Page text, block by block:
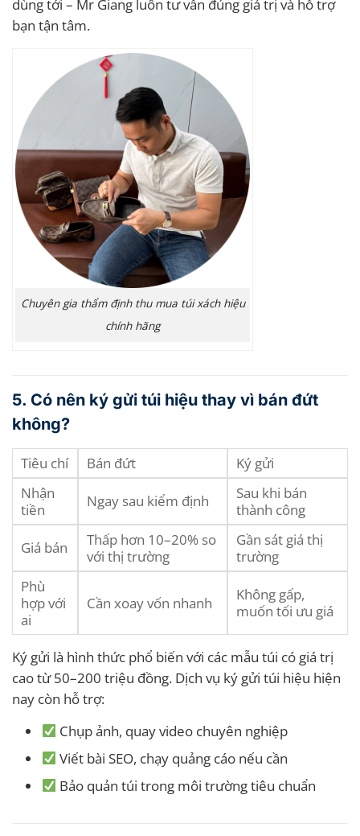
dùng tới – Mr Giang luôn tư vấn đúng giá trị và hỗ trợ
bạn tận tâm.
Chuyên gia thẩm định thu mua túi xách hiệu
chính hãng
5. Có nên ký gửi túi hiệu thay vì bán đứt
không?
Tiêu chí Bán đứt
Ký gửi
Nhận
tiền
Ngay sau kiểm định
Sau khi bán
thành công
Giá bán
Thấp hơn 10–20% so
với thị trường
Gần sát giá thị
trường
Phù
hợp với
ai
Cần xoay vốn nhanh
Không gấp,
muốn tối ưu giá
Ký gửi là hình thức phổ biến với các mẫu túi có giá trị
cao từ 50–200 triệu đồng. Dịch vụ ký gửi túi hiệu hiện
nay còn hỗ trợ:
Chụp ảnh, quay video chuyên nghiệp
Viết bài SEO, chạy quảng cáo nếu cần
Bảo quản túi trong môi trường tiêu chuẩn